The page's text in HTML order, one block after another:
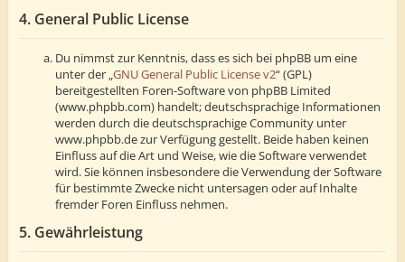
4. General Public License
Du nimmst zur Kenntnis, dass es sich bei phpBB um eine
unter der „GNU General Public License v2“ (GPL)
bereitgestellten Foren-Software von phpBB Limited
(www.phpbb.com) handelt; deutschsprachige Informationen
werden durch die deutschsprachige Community unter
www.phpbb.de zur Verfügung gestellt. Beide haben keinen
Einfluss auf die Art und Weise, wie die Software verwendet
wird. Sie können insbesondere die Verwendung der Software
für bestimmte Zwecke nicht untersagen oder auf Inhalte
fremder Foren Einfluss nehmen.
5. Gewährleistung